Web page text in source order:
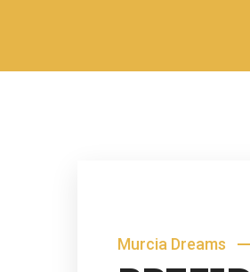
Murcia Dreams